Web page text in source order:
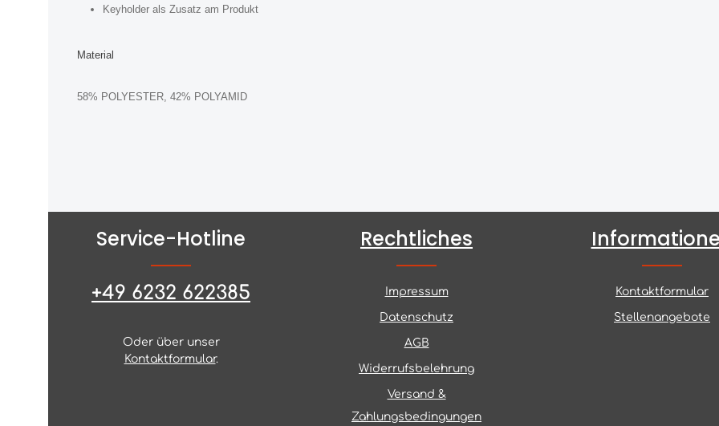
Keyholder als Zusatz am Produkt
Material
58% POLYESTER, 42% POLYAMID
Service-Hotline
+49 6232 622385
Oder über unser
Kontaktformular.
Rechtliches
Impressum
Datenschutz
AGB
Widerrufsbelehrung
Versand &
Zahlungsbedingungen
Kontaktformular
Stellenangebote